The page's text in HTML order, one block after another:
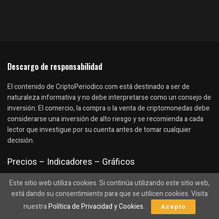
Descargo de responsabilidad
El contenido de CriptoPeriodico.com está destinado a ser de
naturaleza informativa y no debe interpretarse como un consejo de
inversión. El comercio, la compra o la venta de criptomonedas debe
considerarse una inversión de alto riesgo y se recomienda a cada
lector que investigue por su cuenta antes de tomar cualquier
decisión.
Precios – Indicadores – Gráficos
Criptomercados (Top 100)
Top 10 Ganadoras
Top 10 Perdedoras
Precio Bitcoin (BTC)
Este sitio web utiliza cookies. Si continúa utilizando este sitio web,
está dando su consentimiento para que se utilicen cookies. Visita
nuestraPolítica de Privacidad y Cookies. Acepto